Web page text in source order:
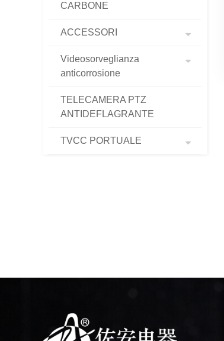
CARBONE
ACCESSORI
Videosorveglianza
anticorrosione
TELECAMERA PTZ
ANTIDEFLAGRANTE
TVCC PORTUALE